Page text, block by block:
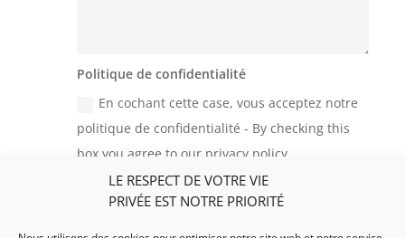
LE RESPECT DE VOTRE VIE
PRIVÉE EST NOTRE PRIORITÉ
Politique de confidentialité
En cochant cette case, vous acceptez notre
politique de confidentialité - By checking this
box you agree to our privacy policy
11 + 11= Envoyer - Submit